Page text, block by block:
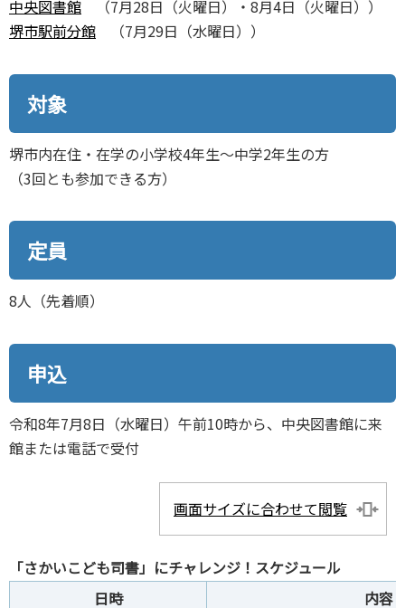
中央図書館 （7月28日（火曜日）・8月4日（火曜日））
堺市駅前分館 （7月29日（水曜日））
対象
堺市内在住・在学の小学校4年生～中学2年生の方
（3回とも参加できる方）
定員
8人（先着順）
申込
令和8年7月8日（水曜日）午前10時から、中央図書館に来
館または電話で受付
画面サイズに合わせて閲覧
「さかいこども司書」にチャレンジ！スケジュール
日時 内容